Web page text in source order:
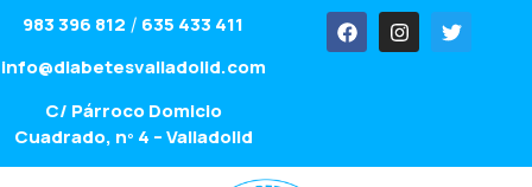
983 396 812 / 635 433 411
info@diabetesvalladolid.com
C/ Párroco Domicio
Cuadrado, nº 4 – Valladolid